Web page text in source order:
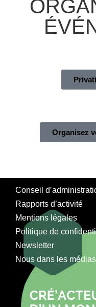
Organisez
Conseil
Rapports d’activité
Mentions légales
Politique de
Newsletter
Nous dans les médias